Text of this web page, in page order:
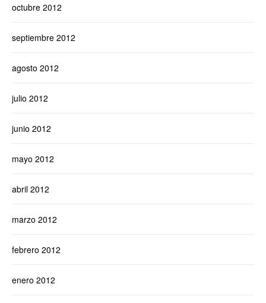
octubre 2012
septiembre 2012
agosto 2012
julio 2012
junio 2012
mayo 2012
abril 2012
marzo 2012
febrero 2012
enero 2012